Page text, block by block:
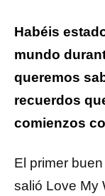
Habéis
mundo
queremos
recuerdos
comienzos
El primer
salió Love My